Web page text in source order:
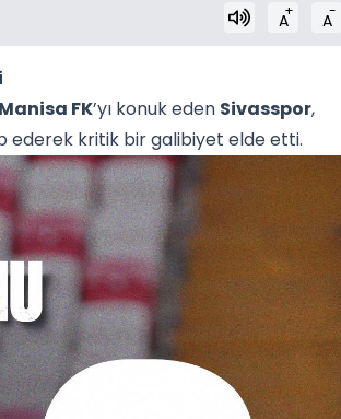
A+ A-
Manisa FK’yı konuk eden Sivasspor,
ederek kritik bir galibiyet elde etti.